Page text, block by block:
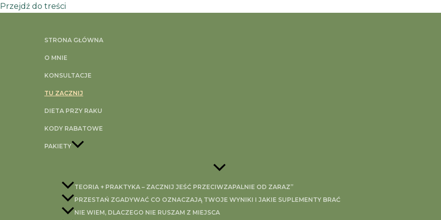
Przejdź do treści
STRONA GŁÓWNA
O MNIE
KONSULTACJE
TU ZACZNIJ
DIETA PRZY RAKU
KODY RABATOWE
PAKIETY
TEORIA + PRAKTYKA – ZACZNIJ JEŚĆ PRZECIWZAPALNIE OD ZARAZ”
PRZESTAŃ ZGADYWAĆ CO OZNACZAJĄ TWOJE WYNIKI I JAKIE SUPLEMENTY BRAĆ
NIE WIEM, DLACZEGO NIE RUSZAM Z MIEJSCA
Mizeria inaczej
Smak zaskoczył nawet mnie i wpisuję ją jako urozmaicenie do naszego domowego menu bo naprawdę to
MIZERIA INACZEJ jakby po koreańsku 😀